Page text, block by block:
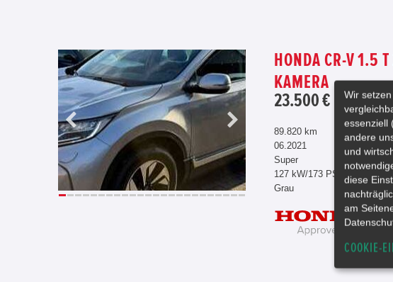
HONDA CR-V 1.5
KAMERA
23.500 €
89.820 km
06.2021
Super
127 kW/173 PS
Grau
Wir
essenziell
andere
und
diese
am
COOKIE-